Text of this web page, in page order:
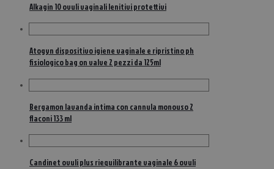
Alkagin 10 ovuli vaginali lenitivi protettivi
Atogyn dispositivo igiene vaginale e ripristino ph
fisiologico bag on valve 2 pezzi da 125ml
Bergamon lavanda intima con cannula monouso 2
flaconi 133 ml
Candinet ovuli plus riequilibrante vaginale 6 ovuli